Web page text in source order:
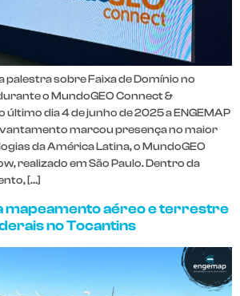
palestra sobre Faixa de Domínio no
o MundoGEO Connect &
último dia 4 de junho de 2025 a ENGEMAP
marcou presença no maior
da América Latina, o MundoGEO
realizado em São Paulo. Dentro da
[…]
mapeamento aéreo e terrestre
no Tocantins